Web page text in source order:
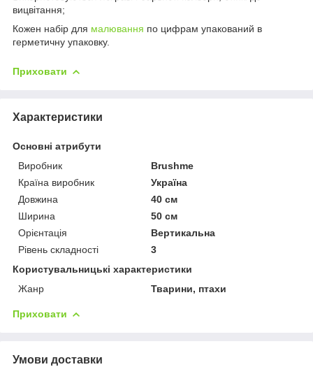
вицвітання;
Кожен набір для малювання по цифрам упакований в
герметичну упаковку.
Приховати
Характеристики
Основні атрибути
Виробник
Brushme
Країна виробник
Україна
Довжина
40 см
Ширина
50 см
Орієнтація
Вертикальна
Рівень складності
3
Користувальницькі характеристики
Жанр
Тварини, птахи
Приховати
Умови доставки